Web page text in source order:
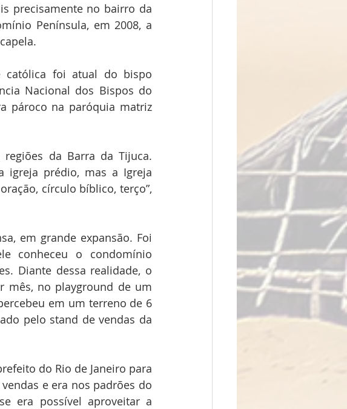
precisamente no bairro da
Península, em 2008, a
católica foi atual do bispo
Nacional dos Bispos do
pároco na paróquia matriz
da Barra da Tijuca.
igreja prédio, mas a Igreja
círculo bíblico, terço”,
em grande expansão. Foi
conheceu o condomínio
Diante dessa realidade, o
mês, no playground de um
em um terreno de 6
pelo stand de vendas da
do Rio de Janeiro para
e era nos padrões do
era possível aproveitar a